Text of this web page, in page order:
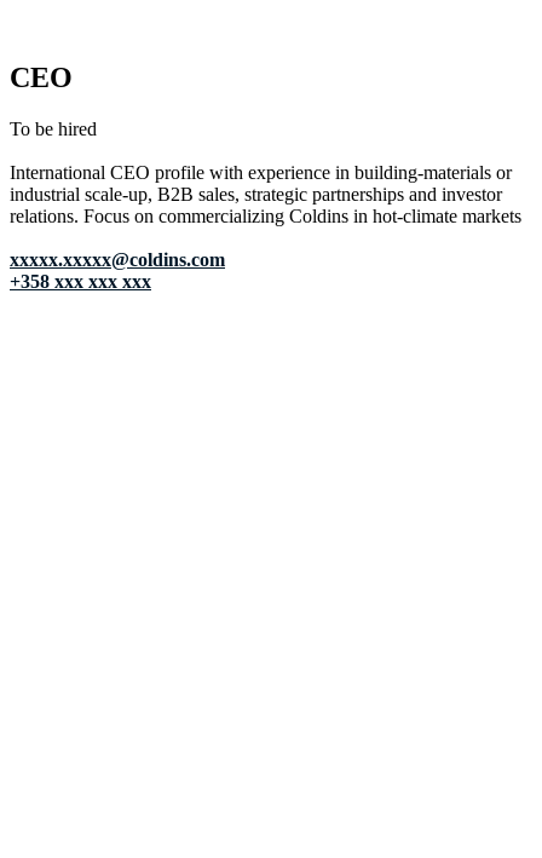
CEO
To be hired
International CEO profile with experience in building-materials or
industrial scale-up, B2B sales, strategic partnerships and investor
relations. Focus on commercializing Coldins in hot-climate markets
xxxxx.xxxxx@coldins.com
+358 xxx xxx xxx